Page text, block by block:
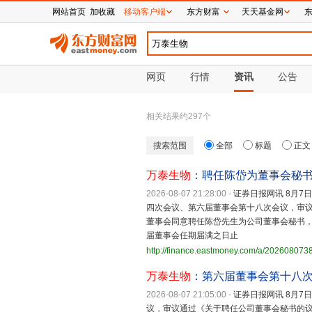
网页 行情 资讯 公告
相关结果约297个
搜索范围 全部 标题 正文
万泰生物 ：聘任陈岱为董事会秘
2026-08-07 21:28:00 - 证券日报网讯 8月7
四次会议、第六届董事会第十八次会议，审
董事会同意聘任陈岱先生为公司董事会秘书
届董事会任期届满之日止
http://finance.eastmoney.com/a/
万泰生物 ：第六届董事会第十八
2026-08-07 21:05:00 - 证券日报网讯 8月7
议，审议通过《关于聘任公司董事会秘书的
网站首页 加收藏 移动客户端 东方财富 天天基金网